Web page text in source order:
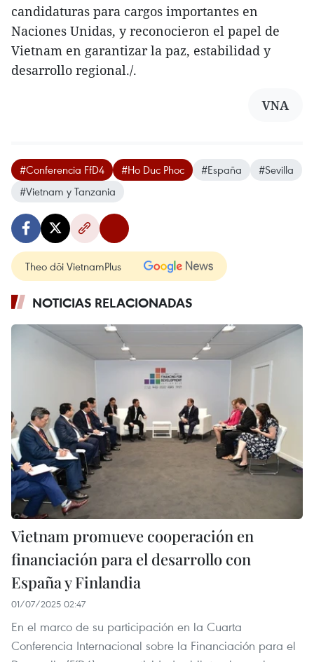
candidaturas para cargos importantes en
Naciones Unidas, y reconocieron el papel de
Vietnam en garantizar la paz, estabilidad y
desarrollo regional./.
VNA
#Conferencia FfD4 #Ho Duc Phoc #España
#Sevilla
#Vietnam y Tanzania
Theo dõi VietnamPlus
NOTICIAS RELACIONADAS
Vietnam promueve cooperación en
financiación para el desarrollo con
España y Finlandia
01/07/2025 02:47
En el marco de su participación en la Cuarta
Conferencia Internacional sobre la Financiación para el